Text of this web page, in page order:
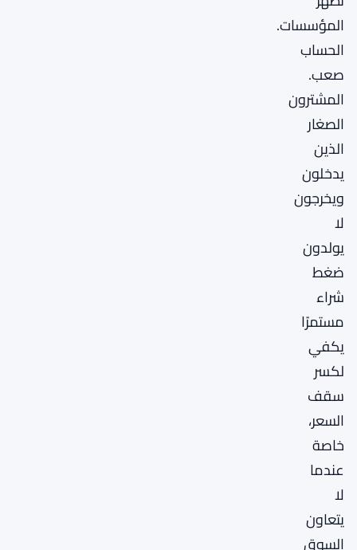
المؤسسات.
الحساب
صعب.
المشترون
الصغار
الذين
يدخلون
ويخرجون
لا
يولدون
ضغط
شراء
مستمرًا
يكفي
لكسر
سقف
السعر،
خاصة
عندما
لا
يتعاون
السوق